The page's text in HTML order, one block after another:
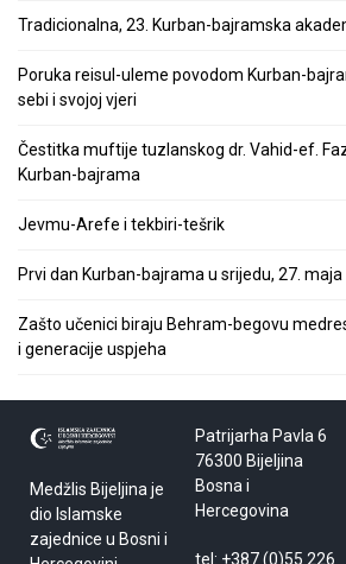
Tradicionalna, 23. Kurban-bajramska
Poruka reisul-uleme povodom Kurban-
sebi i svojoj vjeri
Čestitka muftije tuzlanskog dr. Vahid-ef.
Kurban-bajrama
Jevmu-Arefe i tekbiri-tešrik
Prvi dan Kurban-bajrama u srijedu, 27. maja
Zašto učenici biraju Behram-begovu
i generacije uspjeha
Medžlis Bijeljina je
dio Islamske
zajednice u Bosni i
Patrijarha Pavla 6
76300 Bijeljina
Bosna i
Hercegovina
tel: +387 (0)55 226